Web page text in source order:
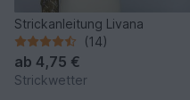
Strickanleitung Livana
(14)
ab 4,75 €
Strickwetter